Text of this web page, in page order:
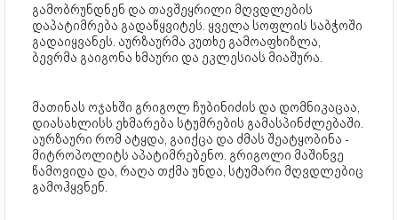
გამობრუნდნენ და თავშეყრილი მღვდლების
დაპატიმრება გადაწყვიტეს. ყველა სოფლის საბჭოში
გადაიყვანეს. აურზაურმა კუთხე გამოაფხიზლა,
ბევრმა გაიგონა ხმაური და ეკლესიას მიაშურა.
მათინას ოჯახში გრიგოლ ჩუბინიძის და დომნიკაცაა,
დიასახლისს ეხმარება სტუმრების გამასპინძლებაში.
აურზაური რომ ატყდა, გაიქცა და ძმას შეატყობინა -
მიტროპოლიტს აპატიმრებენო. გრიგოლი მაშინვე
წამოვიდა და, რაღა თქმა უნდა, სტუმარი მღვდლებიც
გამოჰყვნენ.